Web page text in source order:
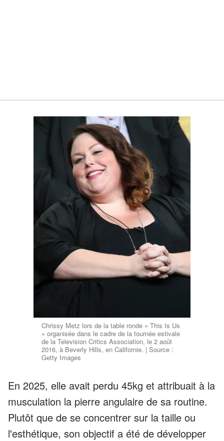
Chrissy Metz lors de la table ronde « This Is Us
» organisée dans le cadre de la tournée estivale
de la Television Critics Association, le 2 août
2016, à Beverly Hills, en Californie. | Source :
Getty Images
En 2025, elle avait perdu 45kg et attribuait à la
musculation la pierre angulaire de sa routine.
Plutôt que de se concentrer sur la taille ou
l'esthétique, son objectif a été de développer